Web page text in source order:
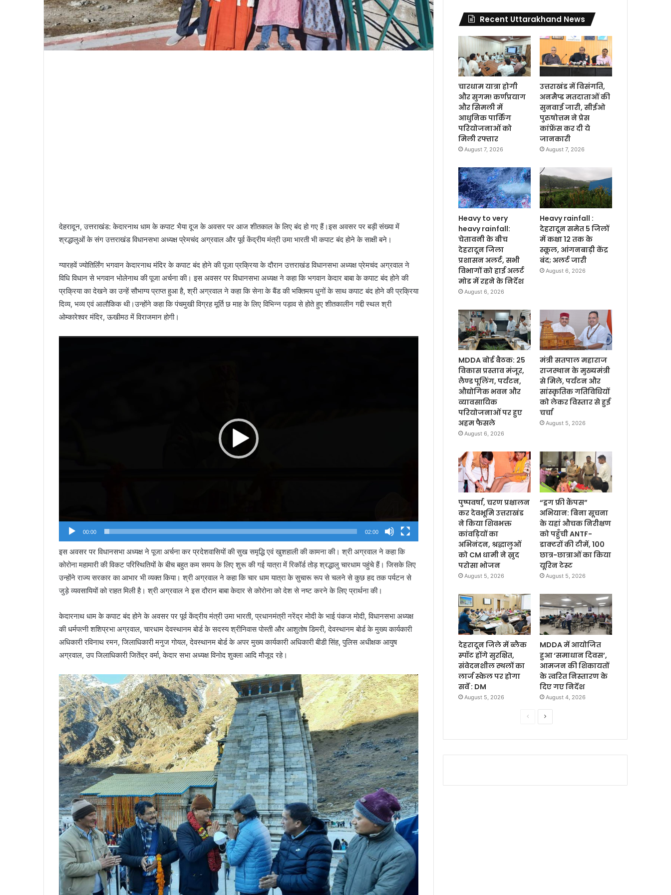
देहरादून, उत्तराखंड: केदारनाथ धाम के कपाट भैया दूज के अवसर पर आज शीतकाल के लिए बंद हो गए हैं।इस अवसर पर बड़ी संख्या में
श्रद्धालुओं के संग उत्तराखंड विधानसभा अध्यक्ष प्रेमचंद अग्रवाल और पूर्व केंद्रीय मंत्री उमा भारती भी कपाट बंद होने के साक्षी बने।
ग्यारहवें ज्योतिर्लिंग भगवान केदारनाथ मंदिर के कपाट बंद होने की पूजा प्रक्रिया के दौरान उत्तराखंड विधानसभा अध्यक्ष प्रेमचंद अग्रवाल ने
विधि विधान से भगवान भोलेनाथ की पूजा अर्चना की। इस अवसर पर विधानसभा अध्यक्ष ने कहा कि भगवान केदार बाबा के कपाट बंद होने की
प्रक्रिया का देखने का उन्हें सौभाग्य प्राप्त हुआ है, श्री अग्रवाल ने कहा कि सेना के बैंड की भक्तिमय धुनों के साथ कपाट बंद होने की प्रक्रिया
दिव्य, भव्य एवं आलौकिक थी।उन्होंने कहा कि पंचमुखी विग्रह मूर्ति छ माह के लिए विभिन्न पड़ाव से होते हुए शीतकालीन गद्दी स्थल श्री
ओम्कारेश्वर मंदिर, ऊखीमठ में विराजमान होगी।
00:00 02:00
इस अवसर पर विधानसभा अध्यक्ष ने पूजा अर्चना कर प्रदेशवासियों की सुख समृद्धि एवं खुशहाली की कामना की। श्री अग्रवाल ने कहा कि
कोरोना महामारी की विकट परिस्थितियों के बीच बहुत कम समय के लिए शुरू की गई यात्रा में रिकॉर्ड तोड़ श्रद्धालु चारधाम पहुंचे हैं। जिसके लिए
उन्होंने राज्य सरकार का आभार भी व्यक्त किया। श्री अग्रवाल ने कहा कि चार धाम यात्रा के सुचारू रूप से चलने से कुछ हद तक पर्यटन से
जुड़े व्यवसायियों को राहत मिली है। श्री अग्रवाल ने इस दौरान बाबा केदार से कोरोना को देश से नष्ट करने के लिए प्रार्थना की।
केदारनाथ धाम के कपाट बंद होने के अवसर पर पूर्व केंद्रीय मंत्री उमा भारती, प्रधानमंत्री नरेंद्र मोदी के भाई पंकज मोदी, विधानसभा अध्यक्ष
की धर्मपत्नी शशिप्रभा अग्रवाल, चारधाम देवस्थानम बोर्ड के सदस्य श्रीनिवास पोस्ती और आशुतोष डिमरी, देवस्थानम बोर्ड के मुख्य कार्यकारी
अधिकारी रविनाथ रमन, जिलाधिकारी मनुज गोयल, देवस्थानम बोर्ड के अपर मुख्य कार्यकारी अधिकारी बीडी सिंह, पुलिस अधीक्षक आयुष
अग्रवाल, उप जिलाधिकारी जितेंद्र वर्मा, केदार सभा अध्यक्ष विनोद शुक्ला आदि मौजूद रहे।
Recent Uttarakhand News
चारधाम यात्रा होगी
और सुगम! कर्णप्रयाग
और सिमली में
आधुनिक पार्किंग
परियोजनाओं को
मिली रफ्तार
August 7, 2026
उत्तराखंड में विसंगति,
अनमैप्ड मतदाताओं की
सुनवाई जारी, सीईओ
पुरुषोत्तम ने प्रेस
कांफ्रेंस कर दी ये
जानकारी
August 7, 2026
Heavy to very
heavy rainfall:
चेतावनी के बीच
देहरादून जिला
प्रशासन अलर्ट, सभी
विभागों को हाई अलर्ट
मोड में रहने के निर्देश
August 6, 2026
Heavy rainfall :
देहरादून समेत 5 जिलों
में कक्षा 12 तक के
स्कूल, आंगनबाड़ी केंद्र
बंद; अलर्ट जारी
August 6, 2026
MDDA बोर्ड बैठक: 25
विकास प्रस्ताव मंजूर,
लैण्ड पूलिंग, पर्यटन,
औद्योगिक भवन और
व्यावसायिक
परियोजनाओं पर हुए
अहम फैसले
August 6, 2026
मंत्री सतपाल महाराज
राजस्थान के मुख्यमंत्री
से मिले, पर्यटन और
सांस्कृतिक गतिविधियों
को लेकर विस्तार से हुई
चर्चा
August 5, 2026
पुष्पवर्षा, चरण प्रक्षालन
कर देवभूमि उत्तराखंड
ने किया शिवभक्त
कांवड़ियों का
अभिनंदन, श्रद्धालुओं
को CM धामी ने ख़ुद
परोसा भोजन
August 5, 2026
“ड्रग फ्री कैंपस”
अभियान: बिना सूचना
के यहां औचक निरीक्षण
को पहुँची ANTF-
डाक्टरों की टीमें, 100
छात्र-छात्राओं का किया
यूरिन टेस्ट
August 5, 2026
देहरादून जिले में ब्लैक
स्पॉट होंगे सुरक्षित,
संवेदनशील स्थलों का
लार्ज स्केल पर होगा
सर्वे : DM
August 5, 2026
MDDA में आयोजित
हुआ ‘समाधान दिवस’,
आमजन की शिकायतों
के त्वरित निस्तारण के
दिए गए निर्देश
August 4, 2026
o
a